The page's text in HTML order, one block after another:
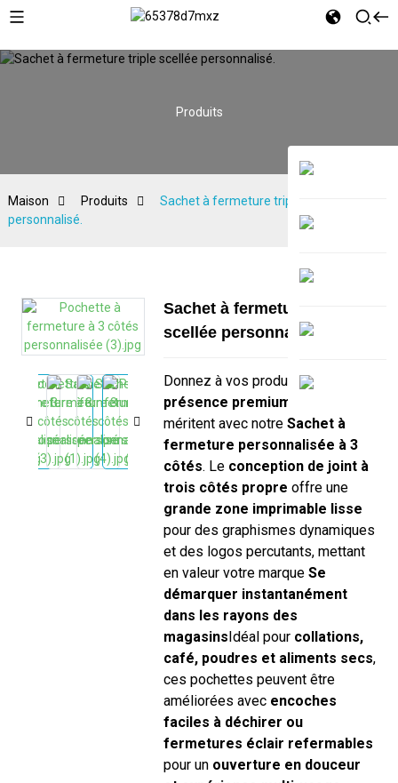
Produits
Maison Produits
Sachet à fermeture triple scellée
personnalisé.
Sachet à fermeture triple
scellée personnalisé.
Donnez à vos produits le
présence premium en rayon
méritent avec notre Sachet à
fermeture personnalisée à 3
côtés. Le conception de joint à
trois côtés propre offre une
grande zone imprimable lisse
pour des graphismes dynamiques
et des logos percutants, mettant
en valeur votre marque Se
démarquer instantanément
dans les rayons des
magasinsIdéal pour collations,
café, poudres et aliments secs,
ces pochettes peuvent être
améliorées avec encoches
faciles à déchirer ou
fermetures éclair refermables
pour un ouverture en douceur